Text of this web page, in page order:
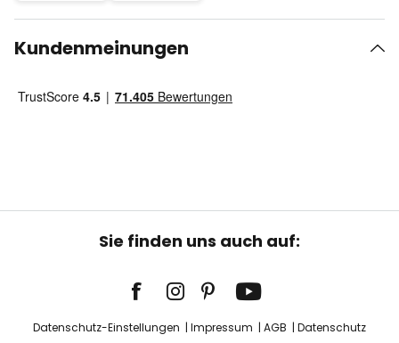
Kundenmeinungen
Sie finden uns auch auf:
Datenschutz-Einstellungen Impressum AGB Datenschutz